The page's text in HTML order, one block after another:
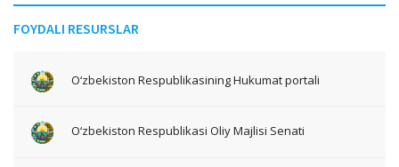
FOYDALI RESURSLAR
O‘zbekiston Respublikasining Hukumat portali
O‘zbekiston Respublikasi Oliy Majlisi Senati